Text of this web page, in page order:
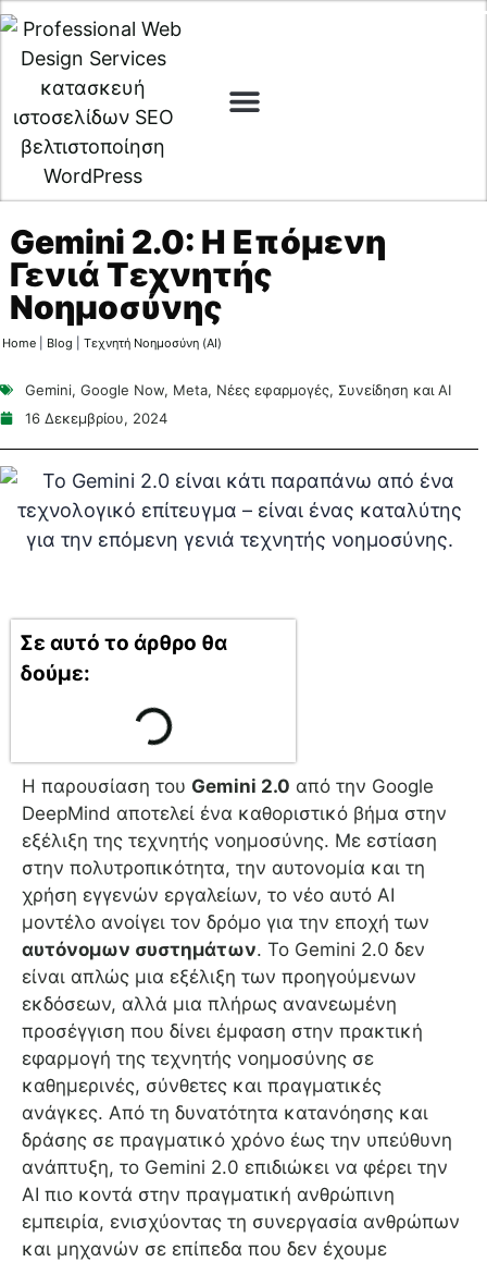
Gemini 2.0: Η Επόμενη
Γενιά Τεχνητής
Νοημοσύνης
Home| Blog Τεχνητή Νοημοσύνη (AI)
Gemini, Google Now, Meta, Νέες εφαρμογές, Συνείδηση και AI
16 Δεκεμβρίου, 2024
Σε αυτό το άρθρο θα
δούμε:
Η παρουσίαση του Gemini 2.0 από την Google
DeepMind αποτελεί ένα καθοριστικό βήμα στην
εξέλιξη της τεχνητής νοημοσύνης. Με εστίαση
στην πολυτροπικότητα, την αυτονομία και τη
χρήση εγγενών εργαλείων, το νέο αυτό AI
μοντέλο ανοίγει τον δρόμο για την εποχή των
αυτόνομων συστημάτων. Το Gemini 2.0 δεν
είναι απλώς μια εξέλιξη των προηγούμενων
εκδόσεων, αλλά μια πλήρως ανανεωμένη
προσέγγιση που δίνει έμφαση στην πρακτική
εφαρμογή της τεχνητής νοημοσύνης σε
καθημερινές, σύνθετες και πραγματικές
ανάγκες. Από τη δυνατότητα κατανόησης και
δράσης σε πραγματικό χρόνο έως την υπεύθυνη
ανάπτυξη, το Gemini 2.0 επιδιώκει να φέρει την
AI πιο κοντά στην πραγματική ανθρώπινη
εμπειρία, ενισχύοντας τη συνεργασία ανθρώπων
και μηχανών σε επίπεδα που δεν έχουμε